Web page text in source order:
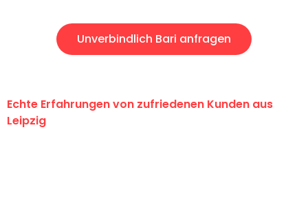
Unverbindlich Bari anfragen
Echte Erfahrungen von zufriedenen Kunden aus
Leipzig